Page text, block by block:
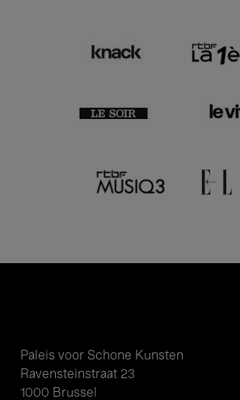
Paleis voor Schone Kunsten
Ravensteinstraat 23
1000 Brussel